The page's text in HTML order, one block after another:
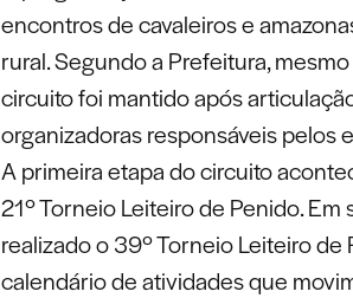
encontros de cavaleiros e
rural. Segundo a Prefeitura,
circuito foi mantido após
organizadoras responsáveis pelos
A primeira etapa do circuito
21º Torneio Leiteiro de Penido.
realizado o 39º Torneio Leiteiro
calendário de atividades que